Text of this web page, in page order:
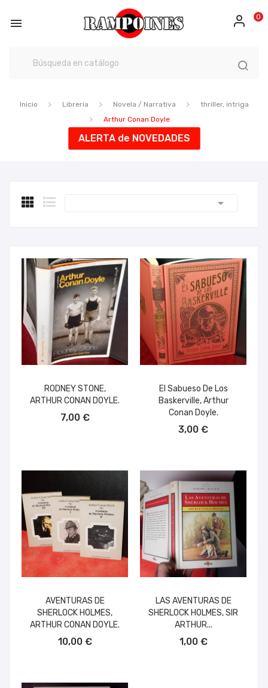
 0
Inicio Librería Novela / Narrativa
thriller, intriga
Arthur Conan Doyle
ALERTA de NOVEDADES

RODNEY STONE,
ARTHUR CONAN DOYLE.
7,00 €
El Sabueso De Los
Baskerville, Arthur
Conan Doyle.
3,00 €
AVENTURAS DE
SHERLOCK HOLMES,
ARTHUR CONAN DOYLE.
10,00 €
LAS AVENTURAS DE
SHERLOCK HOLMES, SIR
ARTHUR...
1,00 €